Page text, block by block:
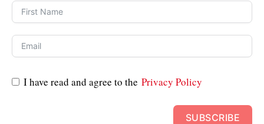
I have read and agree to the Privacy Policy
SUBSCRIBE